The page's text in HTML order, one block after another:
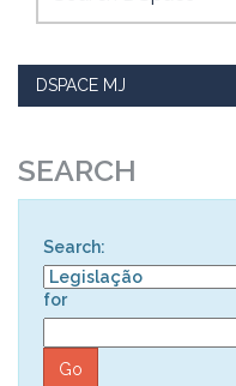
DSPACE MJ
SEARCH
Search:
for